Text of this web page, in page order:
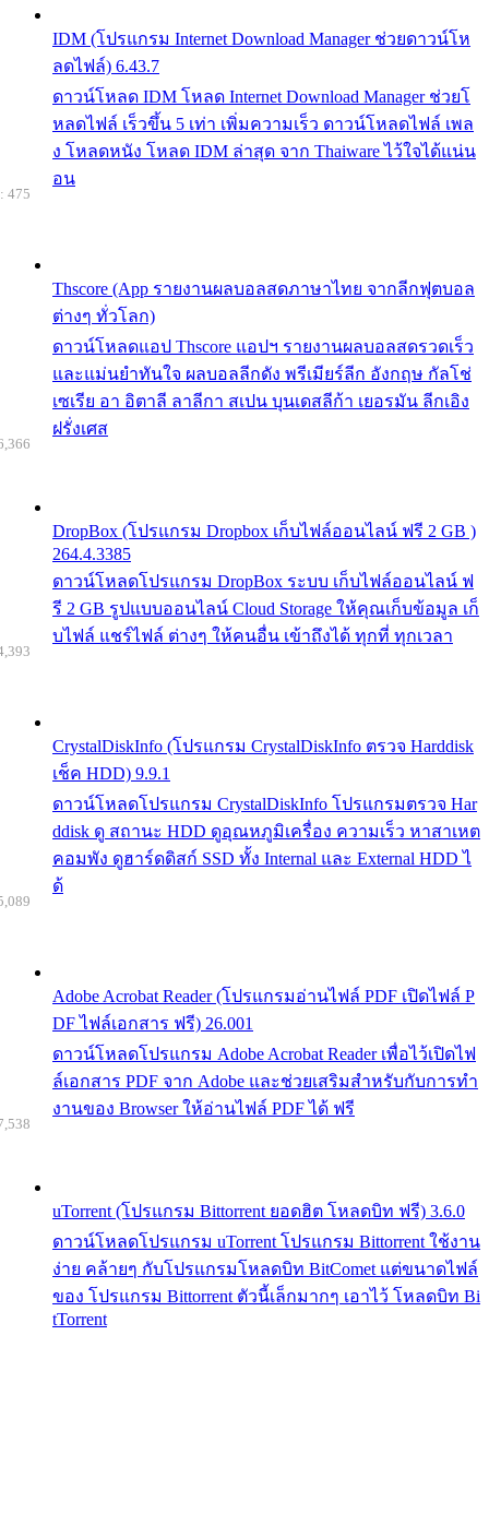
IDM (โปรแกรม Internet Download Manager ช่วยดาวน์โห
ลดไฟล์) 6.43.7
ดาวน์โหลด IDM โหลด Internet Download Manager ช่วยโ
หลดไฟล์ เร็วขึ้น 5 เท่า เพิ่มความเร็ว ดาวน์โหลดไฟล์ เพล
ง โหลดหนัง โหลด IDM ล่าสุด จาก Thaiware ไว้ใจได้แน่น
อน
Thscore (App รายงานผลบอลสดภาษาไทย จากลีกฟุตบอล
ต่างๆ ทั่วโลก)
ดาวน์โหลดแอป Thscore แอปฯ รายงานผลบอลสดรวดเร็ว
และแม่นยำทันใจ ผลบอลลีกดัง พรีเมียร์ลีก อังกฤษ กัลโช่
เซเรีย อา อิตาลี ลาลีกา สเปน บุนเดสลีก้า เยอรมัน ลีกเอิง
ฝรั่งเศส
475
DropBox (โปรแกรม Dropbox เก็บไฟล์ออนไลน์ ฟรี 2 GB )
264.4.3385
ดาวน์โหลดโปรแกรม DropBox ระบบ เก็บไฟล์ออนไลน์ ฟ
รี 2 GB รูปแบบออนไลน์ Cloud Storage ให้คุณเก็บข้อมูล เก็
บไฟล์ แชร์ไฟล์ ต่างๆ ให้คนอื่น เข้าถึงได้ ทุกที่ ทุกเวลา
CrystalDiskInfo (โปรแกรม CrystalDiskInfo ตรวจ Harddisk
เช็ค HDD) 9.9.1
ดาวน์โหลดโปรแกรม CrystalDiskInfo โปรแกรมตรวจ Har
ddisk ดู สถานะ HDD ดูอุณหภูมิเครื่อง ความเร็ว หาสาเหต
คอมพัง ดูฮาร์ดดิสก์ SSD ทั้ง Internal และ External HDD ไ
ด้
Adobe Acrobat Reader (โปรแกรมอ่านไฟล์ PDF เปิดไฟล์ P
DF ไฟล์เอกสาร ฟรี) 26.001
ดาวน์โหลดโปรแกรม Adobe Acrobat Reader เพื่อไว้เปิดไฟ
ล์เอกสาร PDF จาก Adobe และช่วยเสริมสำหรับกับการทำ
งานของ Browser ให้อ่านไฟล์ PDF ได้ ฟรี
uTorrent (โปรแกรม Bittorrent ยอดฮิต โหลดบิท ฟรี) 3.6.0
ดาวน์โหลดโปรแกรม uTorrent โปรแกรม Bittorrent ใช้งาน
ง่าย คล้ายๆ กับโปรแกรมโหลดบิท BitComet แต่ขนาดไฟล์
ของ โปรแกรม Bittorrent ตัวนี้เล็กมากๆ เอาไว้ โหลดบิท Bi
tTorrent